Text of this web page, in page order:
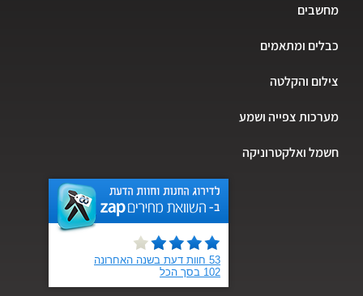
מחשבים
כבלים ומתאמים
צילום והקלטה
מערכות צפייה ושמע
חשמל ואלקטרוניקה